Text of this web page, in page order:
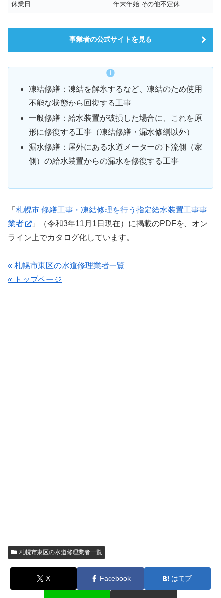
休業日 年末年始 その他不定休
事業者の公式サイトを見る
凍結修繕：凍結を解氷するなど、凍結のため使用
不能な状態から回復する工事
一般修繕：給水装置が破損した場合に、これを原
形に修復する工事（凍結修繕・漏水修繕以外）
漏水修繕：屋外にある水道メーターの下流側（家
側）の給水装置からの漏水を修復する工事
「 札幌市 修繕工事・凍結修理を行う指定給水装置工事事
業者
」（令和3年11月1日現在）に掲載のPDFを、オン
ライン上でカタログ化しています。
« 札幌市東区の水道修理業者一覧
« トップページ
札幌市東区の水道修理業者一覧
X Facebook はてブ